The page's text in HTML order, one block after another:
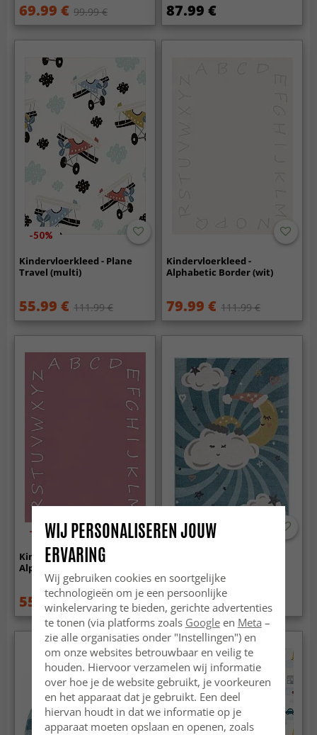
69.99 € 99.99 € 87.99 €
-50%
Kindervloerkleed - Plane
Travel (multi)
55.99 € 111.99 €
Kindervloerkleed -
Alphabetic Border (wit)
79.99 € 111.99 €
-50%
Kindervloerkleed -
Alphabetic Border (roze)
55.99 € 111.99 €
-50%
54.99 € 109.99 €
WIJ PERSONALISEREN JOUW
ERVARING
Wij gebruiken cookies en soortgelijke
technologieën om je een persoonlijke
winkelervaring te bieden, gerichte advertenties
te tonen (via platforms zoals Googleen Meta –
zie alle organisaties onder "Instellingen") en
om onze websites betrouwbaar en veilig te
houden. Hiervoor verzamelen wij informatie
over hoe je de website gebruikt, je voorkeuren
en het apparaat dat je gebruikt. Een deel
hiervan houdt in dat we informatie op je
apparaat moeten opslaan en openen, zoals